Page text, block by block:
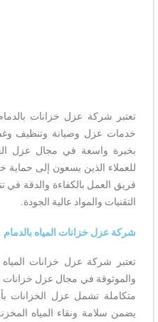
تعتبر شركة عزل خزانات
خدمات عزل وصيانة وتنظيف
بخبرة واسعة في مجال عزل
للعملاء الذين يسعون إلى حماية
فريق العمل بالكفاءة والدقة في
التقنيات والمواد عالية الجودة.
شركة عزل خزانات المياه بالدمام
تعتبر شركة عزل خزانات
والموثوقة في مجال عزل خزانات
متكاملة تشمل عزل الخزانات
يضمن سلامة ونقاء المياه